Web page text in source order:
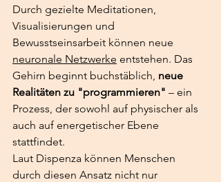
Durch gezielte Meditationen,
Visualisierungen und
Bewusstseinsarbeit können neue
neuronale Netzwerke entstehen. Das
Gehirn beginnt buchstäblich, neue
Realitäten zu "programmieren" – ein
Prozess, der sowohl auf physischer als
auch auf energetischer Ebene
stattfindet.
Laut Dispenza können Menschen
durch diesen Ansatz nicht nur